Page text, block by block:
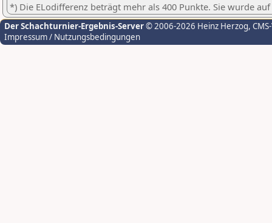
*) Die ELodifferenz beträgt mehr als 400 Punkte. Sie wurde
Der Schachturnier-Ergebnis-Server© 2006-2026 Heinz Herzog,
Impressum / Nutzungsbedingungen